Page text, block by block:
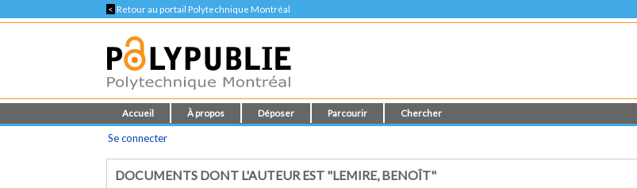
< Retour au portail Polytechnique Montréal
Accueil À propos Déposer Parcourir Chercher
Se connecter
DOCUMENTS DONT L'AUTEUR EST "LEMIRE, BENOÎT"